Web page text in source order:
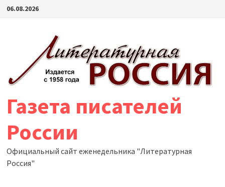
Перейти
06.08.2026
Газета писателей
России
Официальный сайт еженедельника "Литературная
Россия"